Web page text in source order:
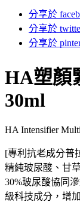
分享於
分享於
分享於
HA塑顏
30ml
HA Intensifier
[專利抗老成分普
精純玻尿酸、甘
30%玻尿酸協同
級科技成分，增